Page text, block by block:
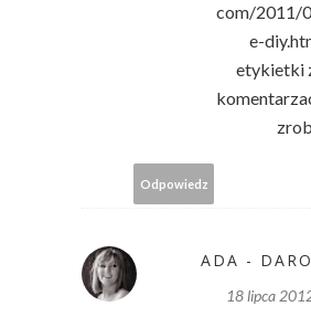
com/2011/
e-
etykietki
Odpowiedz
ADA -
18 lipca